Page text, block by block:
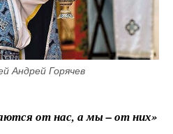
Андрей Горячев
от нас, а мы – от них»